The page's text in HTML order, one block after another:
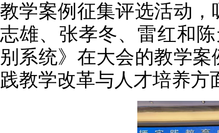
教学案例征集评选活动
志雄、张孝冬、雷红和
别系统》在大会的教学
践教学改革与人才培养